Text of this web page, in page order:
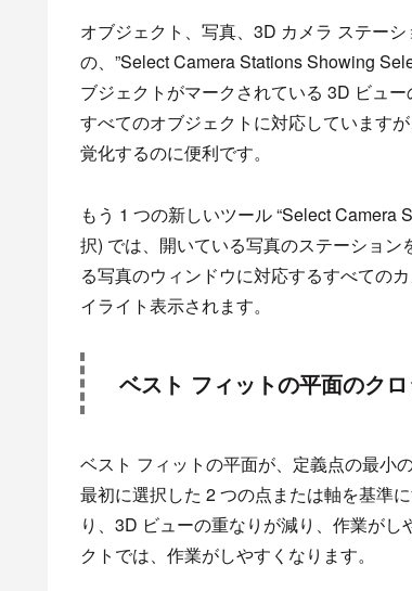
オブジェクト、写真、3D カメラ ステー
の、”Select Camera Stations Showing
ブジェクトがマークされている 3D ビュ
すべてのオブジェクトに対応しています
覚化するのに便利です。
もう 1 つの新しいツール “Select Camera
択) では、開いている写真のステーショ
る写真のウィンドウに対応するすべての
イライト表示されます。
ベスト フィット​の平面のク
ベスト フィット​の平面が、定義点の最小
最初に選択した 2 つの点または軸を基準
り、3D ビューの重なりが減り、作業が
クトでは、作業がしやすくなります。